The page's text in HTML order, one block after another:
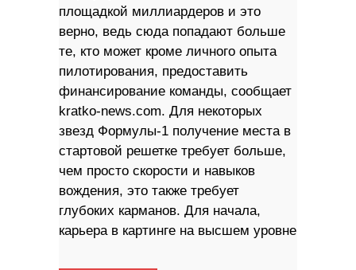
площадкой миллиардеров и это
верно, ведь сюда попадают больше
те, кто может кроме личного опыта
пилотирования, предоставить
финансирование команды, сообщает
kratko-news.com. Для некоторых
звезд Формулы-1 получение места в
стартовой решетке требует больше,
чем просто скорости и навыков
вождения, это также требует
глубоких карманов. Для начала,
карьера в картинге на высшем уровне